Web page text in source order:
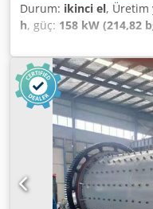
Durum: ikinci el, Üretim
h, güç: 158 kW (214,82
650/
freni, Equipment: /
link / hydraulic (rear),
system, spool valve –
front, work lights / 8 or
automatic / tow hitch